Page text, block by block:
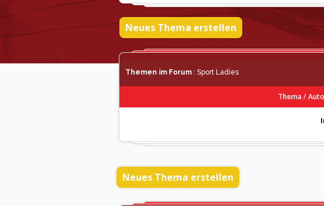
Neues Thema erstellen
Themen im Forum : Sport Ladies
Thema/
Neues Thema erstellen